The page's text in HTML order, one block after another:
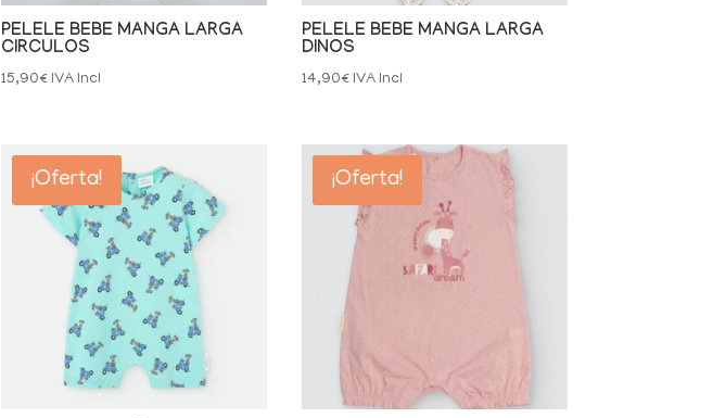
PELELE BEBE MANGA LARGA
CIRCULOS
15,90€ IVA Incl
PELELE BEBE MANGA LARGA
DINOS
14,90€ IVA Incl
¡Oferta! ¡Oferta!